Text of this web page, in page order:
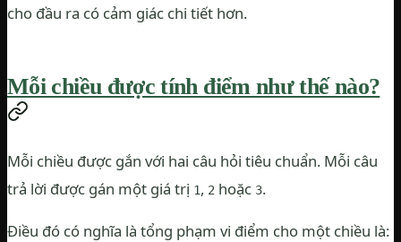
cho đầu ra có cảm giác chi tiết hơn.
Mỗi chiều được tính điểm như thế nào?
Mỗi chiều được gắn với hai câu hỏi tiêu chuẩn. Mỗi câu
trả lời được gán một giá trị 1, 2 hoặc 3.
Điều đó có nghĩa là tổng phạm vi điểm cho một chiều là: